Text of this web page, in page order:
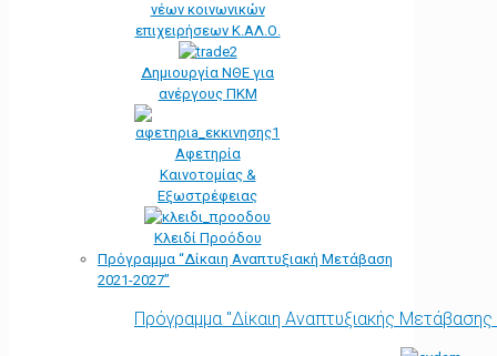
νέων κοινωνικών
επιχειρήσεων Κ.ΑΛ.Ο.
Δημιουργία ΝΘΕ για
ανέργους ΠΚΜ
Αφετηρία
Kαινοτομίας &
Εξωστρέφειας
Κλειδί Προόδου
Πρόγραμμα “Δίκαιη Αναπτυξιακή Μετάβαση
2021-2027”
Πρόγραμμα "Δίκαιη Αναπτυξιακής